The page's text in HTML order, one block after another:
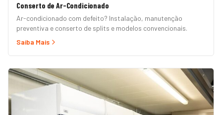
Conserto de Ar-Condicionado
Ar-condicionado com defeito? Instalação, manutenção
preventiva e conserto de splits e modelos convencionais.
Saiba Mais